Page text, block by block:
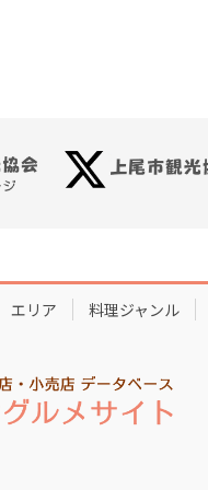
エリア 料理ジャンル